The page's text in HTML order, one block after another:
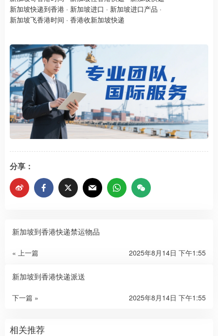
新加坡快递到香港 · 新加坡进口 · 新加坡进口产品 ·
新加坡飞香港时间 · 香港收新加坡快递
分享：
新加坡到香港快递禁运物品
« 上一篇 2025年8月14日 下午1:55
新加坡到香港快递派送
下一篇 » 2025年8月14日 下午1:55
相关推荐